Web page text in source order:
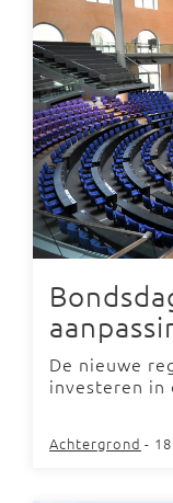
De nieuwe
investeren in
Achtergrond -